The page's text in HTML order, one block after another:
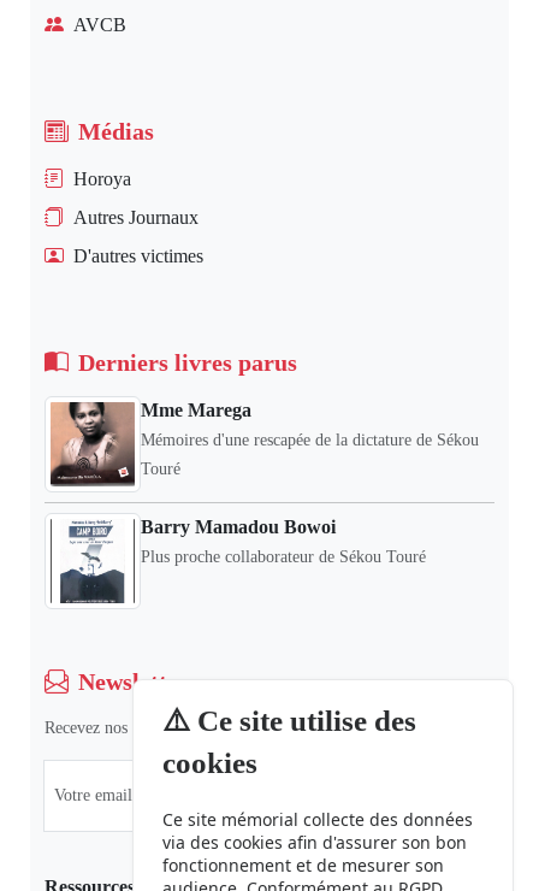
⚠️ Ce site utilise des
cookies
Ce site mémorial collecte des données
via des cookies afin d'assurer son bon
fonctionnement et de mesurer son
AVCB
Médias
Horoya
Autres Journaux
D'autres victimes
Derniers livres parus
Mme Marega
Mémoires d'une rescapée de la dictature de Sékou
Touré
Barry Mamadou Bowoi
Plus proche collaborateur de Sékou Touré
Newsletter
Recevez nos dernières informations et actualités.
Ressources